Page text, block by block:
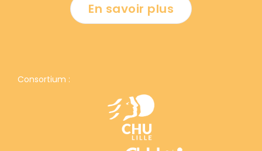
En savoir plus
Consortium :